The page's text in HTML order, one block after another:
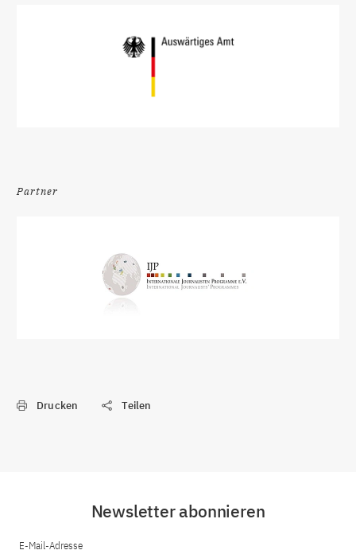
Partner
Drucken Teilen
Newsletter abonnieren
E-Mail-Adresse